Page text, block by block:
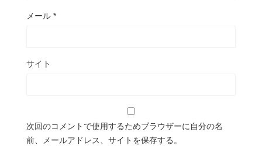
メール *
サイト
次回のコメントで使用するためブラウザーに自分の名
前、メールアドレス、サイトを保存する。